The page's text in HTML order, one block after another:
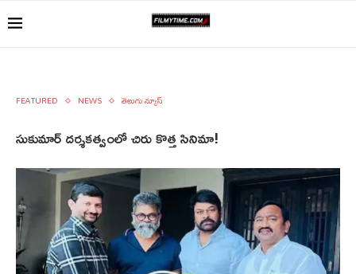
FEATURED NEWS తెలుగు న్యూస్
సుకుమార్ దర్శకత్వంలో చిరు కొత్త సినిమా!